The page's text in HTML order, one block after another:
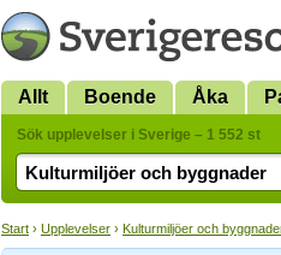
Allt Boende Åka
Sök upplevelser i Sverige – 1 552 st
Start › Upplevelser › Kulturmiljöer och